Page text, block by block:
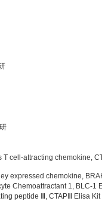
cell-attracting chemokine,
expressed chemokine,
Chemoattractant 1, BLC-
peptide Ⅲ, CTAPⅢ Elisa